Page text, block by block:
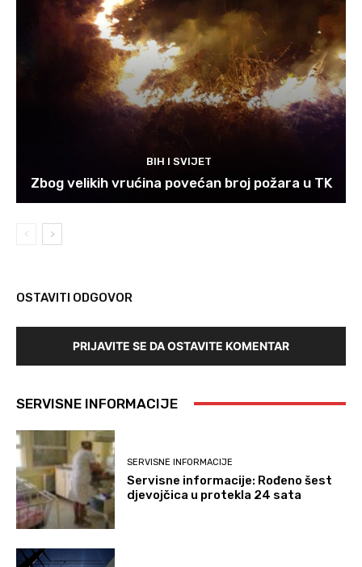
BIH I SVIJET
Zbog velikih vrućina povećan broj požara u TK
OSTAVITI ODGOVOR
PRIJAVITE SE DA OSTAVITE KOMENTAR
SERVISNE INFORMACIJE
SERVISNE INFORMACIJE
Servisne informacije: Rođeno šest
djevojčica u protekla 24 sata